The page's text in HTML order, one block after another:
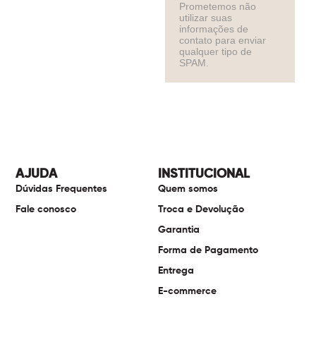
Prometemos não
utilizar suas
informações de
contato para enviar
qualquer tipo de
SPAM.
INSTITUCIONAL
Quem somos
Troca e Devolução
Garantia
Forma de Pagamento
Entrega
E-commerce
AJUDA
Dúvidas Frequentes
Fale conosco